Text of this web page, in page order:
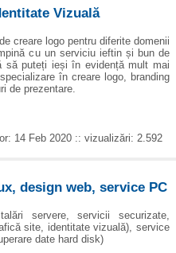
Vizuală
creare logo pentru diferite domenii
cu un serviciu ieftin și bun de
să puteți ieși în evidență mult mai
în creare logo, branding
de prezentare.
14 Feb 2020 :: vizualizări: 2.592
design web, service PC
servere, servicii securizate,
site, identitate vizuală), service
date hard disk)